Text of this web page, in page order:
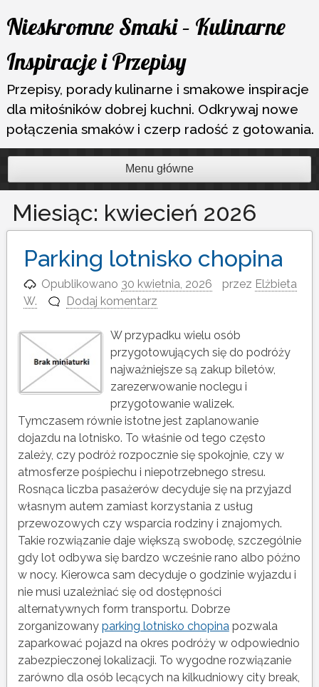
Przejdź
do
treści
Nieskromne Smaki – Kulinarne
Inspiracje i Przepisy
Przepisy, porady kulinarne i smakowe inspiracje
dla miłośników dobrej kuchni. Odkrywaj nowe
połączenia smaków i czerp radość z gotowania.
Menu główne
Miesiąc: kwiecień 2026
Parking lotnisko chopina
Opublikowano 30 kwietnia, 2026 przez Elżbieta
W.
Dodaj komentarz
W przypadku wielu osób
przygotowujących się do podróży
najważniejsze są zakup biletów,
zarezerwowanie noclegu i
przygotowanie walizek.
Tymczasem równie istotne jest zaplanowanie
dojazdu na lotnisko. To właśnie od tego często
zależy, czy podróż rozpocznie się spokojnie, czy w
atmosferze pośpiechu i niepotrzebnego stresu.
Rosnąca liczba pasażerów decyduje się na przyjazd
własnym autem zamiast korzystania z usług
przewozowych czy wsparcia rodziny i znajomych.
Takie rozwiązanie daje większą swobodę, szczególnie
gdy lot odbywa się bardzo wcześnie rano albo późno
w nocy. Kierowca sam decyduje o godzinie wyjazdu i
nie musi uzależniać się od dostępności
alternatywnych form transportu. Dobrze
zorganizowany parking lotnisko chopinapozwala
zaparkować pojazd na okres podróży w odpowiednio
zabezpieczonej lokalizacji. To wygodne rozwiązanie
zarówno dla osób lecących na kilkudniowy city break,